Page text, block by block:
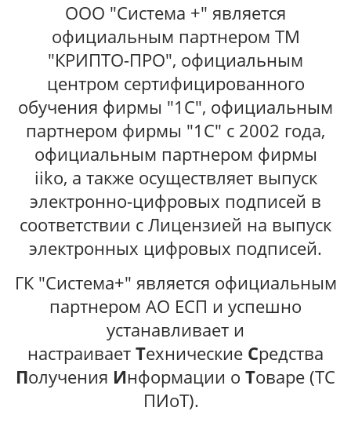
ООО "Система +" является
официальным партнером ТМ
"КРИПТО-ПРО", официальным
центром сертифицированного
обучения фирмы "1С", официальным
партнером фирмы "1С" с 2002 года,
официальным партнером фирмы
iiko, а также осуществляет выпуск
электронно-цифровых подписей в
соответствии с Лицензией на выпуск
электронных цифровых подписей.
ГК "Система+" является официальным
партнером АО ЕСП и успешно
устанавливает и
настраивает Технические Средства
Получения Информации о Товаре (ТС
ПИоТ).